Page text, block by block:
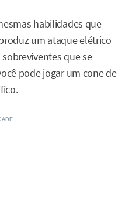
habilidades que
um ataque elétrico
que se
pode jogar um cone de